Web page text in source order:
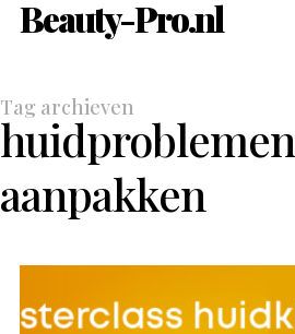
Beauty-Pro.nl
Tag archieven
huidproblemen
aanpakken